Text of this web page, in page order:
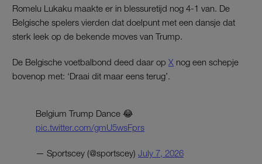
Romelu Lukaku maakte er in blessuretijd nog 4-1 van. De
Belgische spelers vierden dat doelpunt met een dansje dat
sterk leek op de bekende moves van Trump.
De Belgische voetbalbond deed daar op X nog een schepje
bovenop met: ‘Draai dit maar eens terug’.
Belgium Trump Dance 😂
pic.twitter.com/gmU5wsFprs
— Sportscey (@sportscey) July 7, 2026